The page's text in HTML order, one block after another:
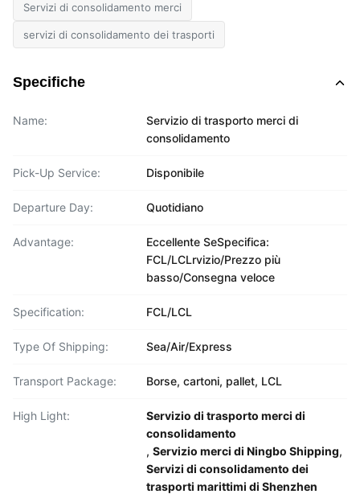
Servizi di consolidamento merci
servizi di consolidamento dei trasporti
Specifiche
Name:
Servizio di trasporto merci di
consolidamento
Pick-Up Service: Disponibile
Departure Day: Quotidiano
Advantage:
Eccellente SeSpecifica:
FCL/LCLrvizio/Prezzo più
basso/Consegna veloce
Specification: FCL/LCL
Type Of Shipping: Sea/Air/Express
Transport Package: Borse, cartoni, pallet, LCL
High Light:
Servizio di trasporto merci di
consolidamento
, Servizio merci di Ningbo Shipping,
Servizi di consolidamento dei
trasporti marittimi di Shenzhen